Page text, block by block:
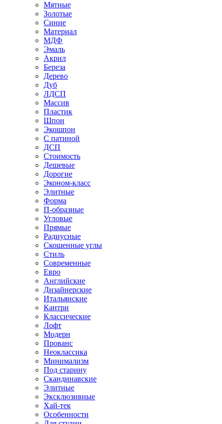
Мятные
Золотые
Синие
Материал
МДФ
Эмаль
Акрил
Береза
Дерево
Дуб
ЛДСП
Массив
Пластик
Шпон
Экошпон
С патиной
ДСП
Стоимость
Дешевые
Дорогие
Эконом-класс
Элитные
Форма
П-образные
Угловые
Прямые
Радиусные
Скошенные углы
Стиль
Современные
Евро
Английские
Дизайнерские
Итальянские
Кантри
Классические
Лофт
Модерн
Прованс
Неоклассика
Минимализм
Под старину
Скандинавские
Элитные
Эксклюзивные
Хай-тек
Особенности